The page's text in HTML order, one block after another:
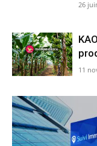
26
11